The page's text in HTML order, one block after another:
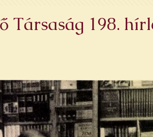
Társaság 198.